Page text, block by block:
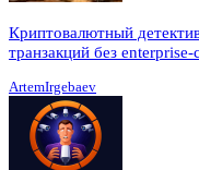
Криптовалютный
транзакций без enterprise-
ArtemIrgebaev